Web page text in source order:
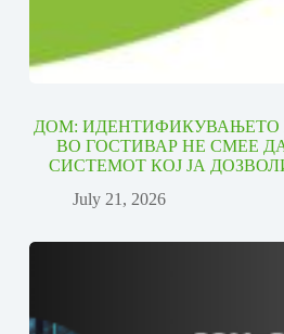
ДОМ:
ВО ГОСТИВАР НЕ СМЕЕ
СИСТЕМОТ КОЈ ЈА
July 21, 2026